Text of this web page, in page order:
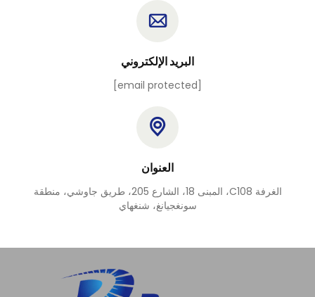
البريد الإلكتروني
العنوان
الغرفة C108، المبنى 18، الشارع 205، طريق جاوشي، منطقة
سونغجيانغ، شنغهاي